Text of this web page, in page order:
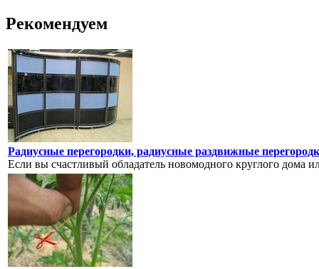
Рекомендуем
Радиусные перегородки, радиусные раздвижные
Если вы счастливый обладатель новомодного круглого дома